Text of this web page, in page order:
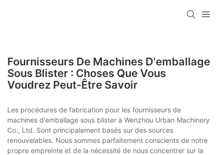
Fournisseurs De Machines D'emballage
Sous Blister : Choses Que Vous
Voudrez Peut-Être Savoir
Les procédures de fabrication pour les fournisseurs de
machines d'emballage sous blister à Wenzhou Urban Machinery
Co., Ltd. Sont principalement basés sur des sources
renouvelables. Nous sommes parfaitement conscients de notre
propre empreinte et de la nécessité de nous concentrer sur la